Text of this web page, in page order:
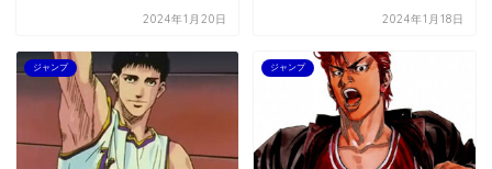
2024年1月20日 2024年1月18日
ジャンプ ジャンプ